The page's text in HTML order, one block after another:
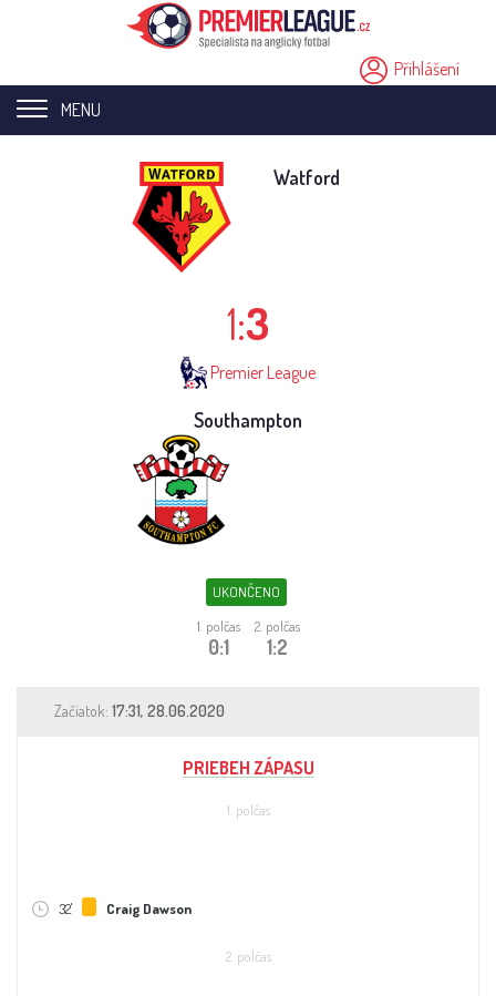
Přihlášení
MENU
Watford
1:3
Premier League
Southampton
UKONČENO
1. polčas
0:1
2. polčas
1:2
Začiatok: 17:31, 28.06.2020
PRIEBEH ZÁPASU
1. polčas
32' Craig Dawson
2. polčas